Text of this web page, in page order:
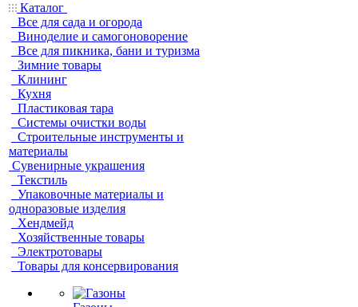
Каталог
Все для сада и огорода
Виноделие и самогоноворение
Все для пикника, бани и туризма
Зимние товары
Клининг
Кухня
Пластиковая тара
Системы очистки воды
Строительные инструменты и
материалы
Сувенирные украшения
Текстиль
Упаковочные материалы и
одноразовые изделия
Хендмейд
Хозяйственные товары
Электротовары
Товары для консервирования